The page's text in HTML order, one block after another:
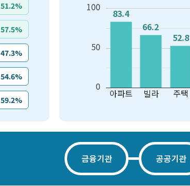
59.2%
54.6%
47.3%
57.5%
51.2%
아파트 빌라 주택
0
50
100
83.4
83.4
66.2
66.2
52.8
52.8
금융기관 공공기관